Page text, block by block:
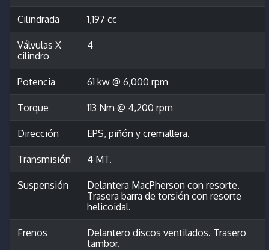
Cilindrada 1,197 cc
Válvulas X
cilindro
4
Potencia 61 kw @ 6,000 rpm
Torque 113 Nm @ 4,200 rpm
Dirección EPS, piñón y cremallera.
Transmisión 4 MT.
Suspensión
Delantera MacPherson con resorte.
Trasera barra de torsión con resorte
helicoidal.
Frenos
Delantero discos ventilados. Trasero
tambor.